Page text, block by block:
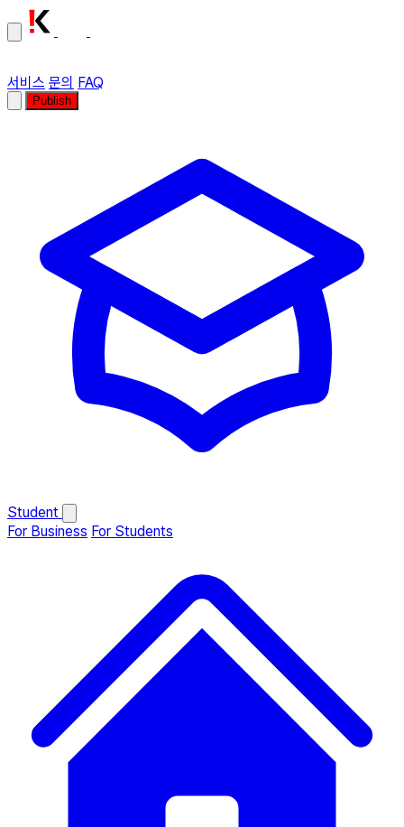
서비스 문의 FAQ
Publish
Student
For Business For Students